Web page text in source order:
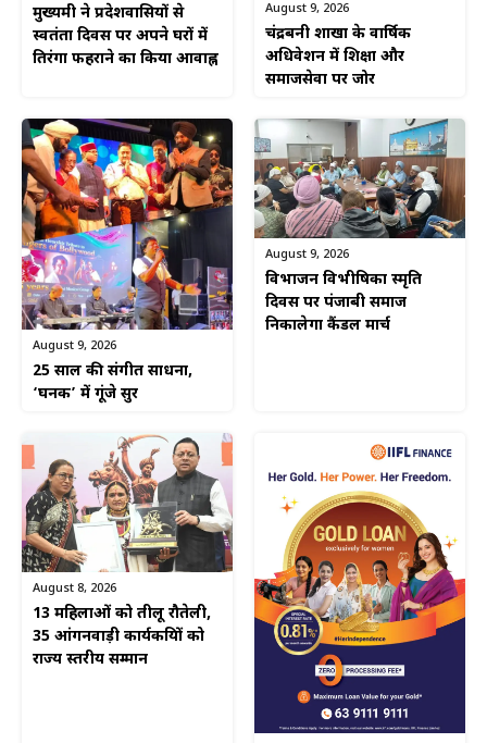
मुख्यमंत्री ने प्रदेशवासियों से
स्वतंत्रता दिवस पर अपने घरों में
तिरंगा फहराने का किया आवाह्न
August 9, 2026
चंद्रबनी शाखा के वार्षिक
अधिवेशन में शिक्षा और
समाजसेवा पर जोर
August 9, 2026
25 साल की संगीत साधना,
‘घनक’ में गूंजे सुर
August 9, 2026
विभाजन विभीषिका स्मृति
दिवस पर पंजाबी समाज
निकालेगा कैंडल मार्च
August 8, 2026
13 महिलाओं को तीलू रौतेली,
35 आंगनवाड़ी कार्यकत्रियों को
राज्य स्तरीय सम्मान